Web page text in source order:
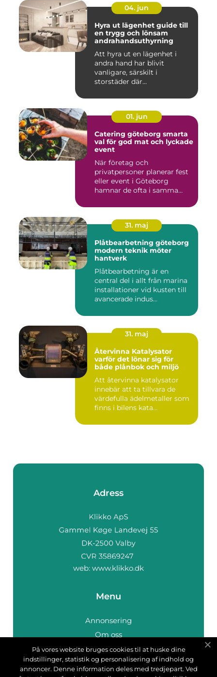
04. jun
Hyra ut lägenhet guide till
en trygg och lönsam
andrahandsuthyrning
Att hyra ut en lägenhet i
andra hand har blivit
vanligare, särskilt i
storstäder där
01. jun
Catering göteborg smarta
val för god mat och lyckade
event
När företag och
privatpersoner planerar fest
eller event i Göteborg
hamnar de ofta i samma
31. maj
Plåtbearbetning göteborg
modern teknik möter
hantverk
Plåtbearbetning är en
central del i allt från marina
installationer vid kusten till
avancerade indus...
31. maj
Återvinna Katalysator
varför det lönar sig för
både plånbok och miljö
Att återvinna katalysator
innebär att ta tillvara de
värdefulla ädelmetaller som
finns i bilens kata...
Adress
web: www.klikko.dk
Menu
Annonsering
Om oss
Cookies
Kontakta oss
På vores website bruges cookies til at huske dine
indstillinger, statistik og personalisering af indhold og
annoncer. Denne information deles med tredjepart. Ved